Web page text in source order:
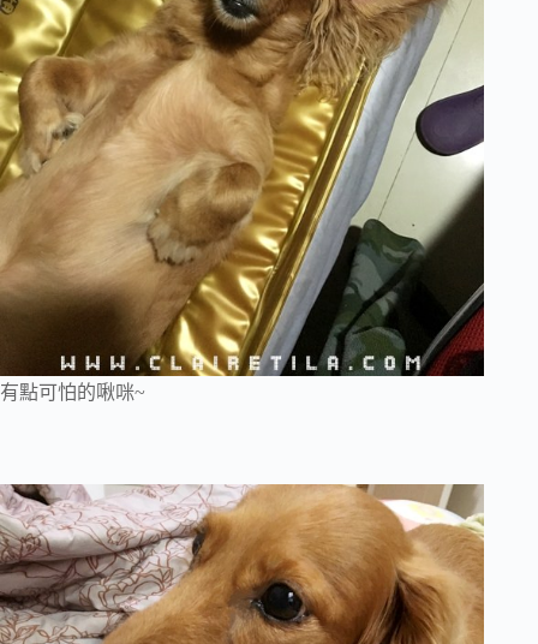
有點可怕的啾咪~